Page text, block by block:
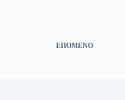
ΕΠΌΜΕΝΟ